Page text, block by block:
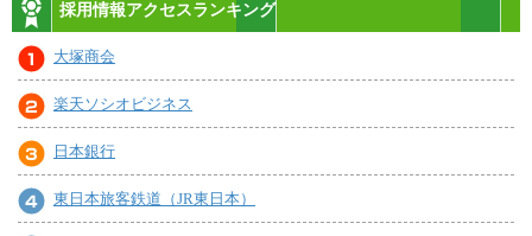
採用情報アクセスランキング
大塚商会
楽天ソシオビジネス
日本銀行
東日本旅客鉄道（JR東日本）